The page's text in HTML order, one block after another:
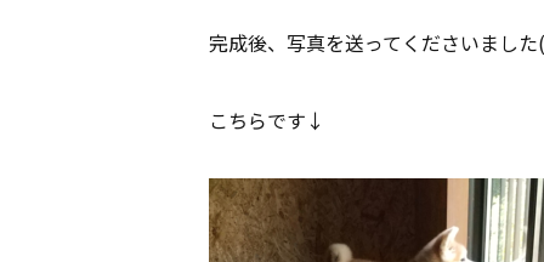
完成後、写真を送ってくださいまし
こちらです↓